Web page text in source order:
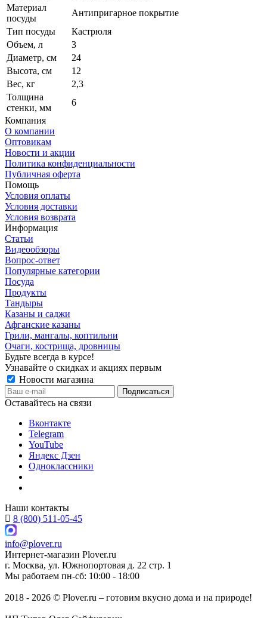
Материал
посуды
Антипригарное покрытие
Тип посуды
Кастрюля
Объем, л
3
Диаметр, см
24
Высота, см
12
Вес, кг
2,3
Толщина
стенки, мм
6
Компания
О компании
Оптовикам
Новости и акции
Политика конфиденциальности
Публичная оферта
Помощь
Условия оплаты
Условия доставки
Условия возврата
Информация
Статьи
Видеообзоры
Вопрос-ответ
Популярные категории
Посуда
Продукты
Тандыры
Казаны и саджи
Афганские казаны
Грили, мангалы, коптильни
Очаги, кострища, дровницы
Будьте всегда в курсе!
Узнавайте о скидках и акциях первым
Новости магазина
Оставайтесь на связи
Вконтакте
Telegram
YouTube
Яндекс Дзен
Одноклассники
Наши контакты
8 (800) 511-05-45
info@plover.ru
Интернет-магазин Plover.ru
г. Москва, ул. Южнопортовая д. 22 стр. 1
Мы работаем пн-сб: 10:00 - 18:00
2018 - 2026 © Plover.ru – готовим вкусно дома и на природе!